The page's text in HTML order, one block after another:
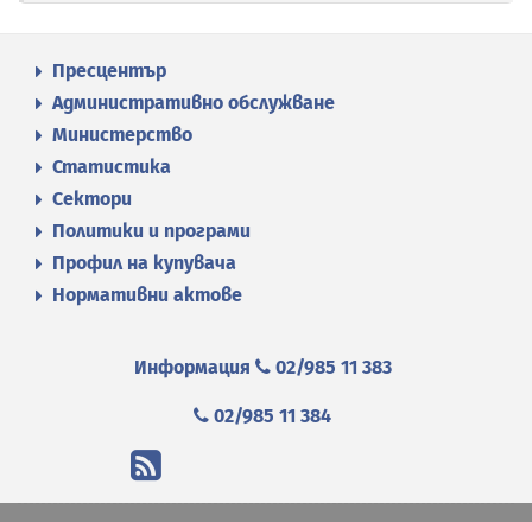
Пресцентър
Административно обслужване
Министерство
Статистика
Сектори
Политики и програми
Профил на купувача
Нормативни актове
Информация 02/985 11 383
02/985 11 384